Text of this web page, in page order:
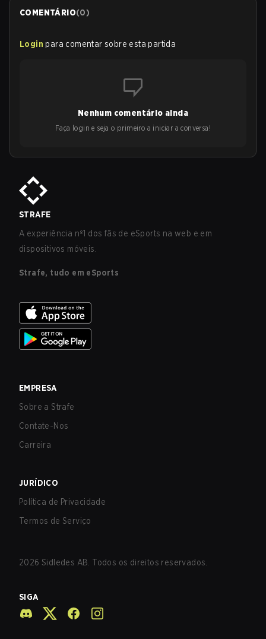
COMENTÁRIO(0)
Login para comentar sobre esta partida
Nenhum comentário ainda
Faça login e seja o primeiro a iniciar a conversa!
STRAFE
A experiência nº1 dos fãs de eSports na web e em
dispositivos móveis.
Strafe, tudo em eSports
EMPRESA
Sobre a Strafe
Contate-Nos
Carreira
JURÍDICO
Política de Privacidade
Termos de Serviço
2026 Sidledes AB. Todos os direitos reservados.
SIGA